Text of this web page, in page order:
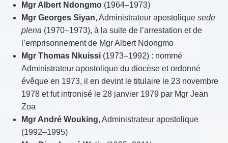
Mgr Albert Ndongmo (1964–1973)
Mgr Georges Siyan, Administrateur apostolique sede
plena (1970–1973), à la suite de l’arrestation et de
l’emprisonnement de Mgr Albert Ndongmo
Mgr Thomas Nkuissi (1973–1992) : nommé
Administrateur apostolique du diocèse et ordonné
évêque en 1973, il en devint le titulaire le 23 novembre
1978 et fut intronisé le 28 janvier 1979 par Mgr Jean
Zoa
Mgr André Wouking, Administrateur apostolique
(1992–1995)